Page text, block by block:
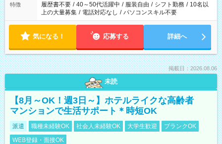
特徴 履歴書不要 / 40～50代活躍中 / 服装自由 / シフト勤務 / 10名以
上の大量募集 / 電話対応なし / パソコンスキル不要
気になる！ 応募する 詳細へ
掲載日：2026.08.06
未読
【8月～OK！週3日～】ホテルライクな高齢者
マンションで生活サポート＊時短OK
派遣 職種未経験OK 社会人未経験OK 大学生歓迎
ブランクOK
WEB登録・面接OK